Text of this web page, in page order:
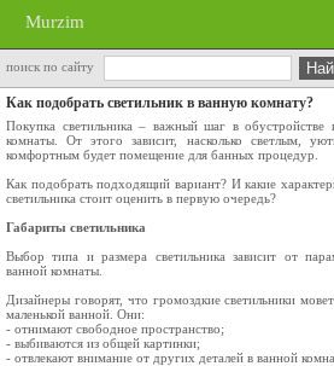
Murzim
поиск по сайту
Как подобрать светильник в ванную комнату?
Покупка светильника – важный шаг в обустройстве
комнаты. От этого зависит, насколько светлым,
комфортным будет помещение для банных процедур.
Как подобрать подходящий вариант? И какие
светильника стоит оценить в первую очередь?
Габариты светильника
Выбор типа и размера светильника зависит от
ванной комнаты.
Дизайнеры говорят, что громоздкие светильники
маленькой ванной. Они:
- отнимают свободное пространство;
- выбиваются из общей картинки;
- отвлекают внимание от других деталей в ванной